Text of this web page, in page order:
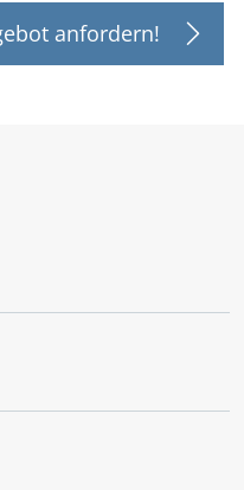
anfordern!